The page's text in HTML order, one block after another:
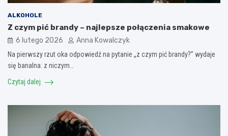
ALKOHOLE
Z czym pić brandy – najlepsze połączenia smakowe
6 lutego 2026 Anna Kowalczyk
Na pierwszy rzut oka odpowiedź na pytanie „z czym pić brandy?” wydaje
się banalna: z niczym…
Czytaj dalej